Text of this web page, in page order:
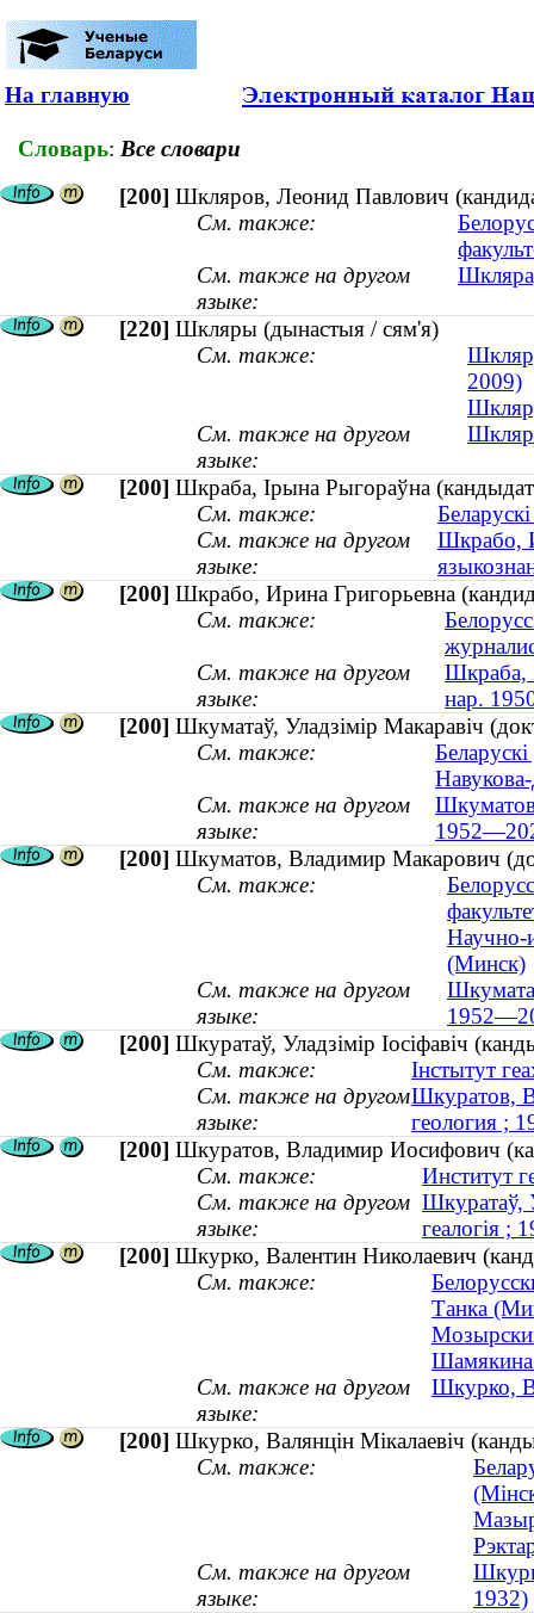
На главную
Словарь: Все словари
[200] Шкляров, Леонид Павлович
См. также:
См. также на другом
языке:
[220] Шкляры (дынастыя / сям'я)
См. также:
2009)
См. также на другом
языке:
Шкляр
[200] Шкраба, Ірына Рыгораўна (кандыдат
См. также:
См. также на другом
языке:
Шкрабо,
[200] Шкрабо, Ирина Григорьевна
См. также:
См. также на другом
языке:
Шкраба,
нар.
[200] Шкуматаў, Уладзімір Макаравіч
См. также:
См. также на другом
языке:
[200] Шкуматов, Владимир Макарович
См. также:
Научно-
(Минск)
См. также на другом
языке:
[200] Шкуратаў, Уладзімір Іосіфавіч
См. также:
Інстытут
См. также на другом
языке:
Шкуратов,
геология ;
[200] Шкуратов, Владимир Иосифович
См. также:
Институт
См. также на другом
языке:
Шкуратаў,
геалогія ;
[200] Шкурко, Валентин Николаевич
См. также:
Танка
См. также на другом
языке:
Шкурко,
[200] Шкурко, Валянцін Мікалаевіч
См. также:
См. также на другом
языке:
1932)